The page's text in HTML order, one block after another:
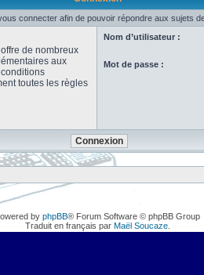
connecter afin de pouvoir répondre aux sujets
de nombreux
aux
toutes les règles
Nom d’utilisateur :
Mot de passe :
by phpBB® Forum Software © phpBB Group
Traduit en français par Maël Soucaze.